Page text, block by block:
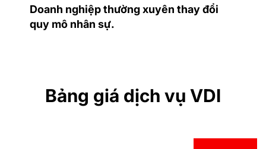
Doanh nghiệp thường xuyên thay đổi
quy mô nhân sự.
Bảng giá dịch vụ VDI